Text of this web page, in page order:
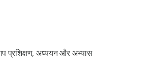
प्रशिक्षण, अध्ययन और अभ्यास